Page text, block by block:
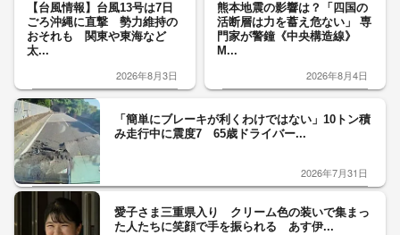
【台風情報】台風13号は7日
ごろ沖縄に直撃 勢力維持の
おそれも 関東や東海など
太...
2026年8月3日
熊本地震の影響は？「四国の
活断層は力を蓄え危ない」 専
門家が警鐘《中央構造線》
M...
2026年8月4日
「簡単にブレーキが利くわけではない」10トン積
み走行中に震度7 65歳ドライバー...
2026年7月31日
愛子さま三重県入り クリーム色の装いで集まっ
た人たちに笑顔で手を振られる あす伊...